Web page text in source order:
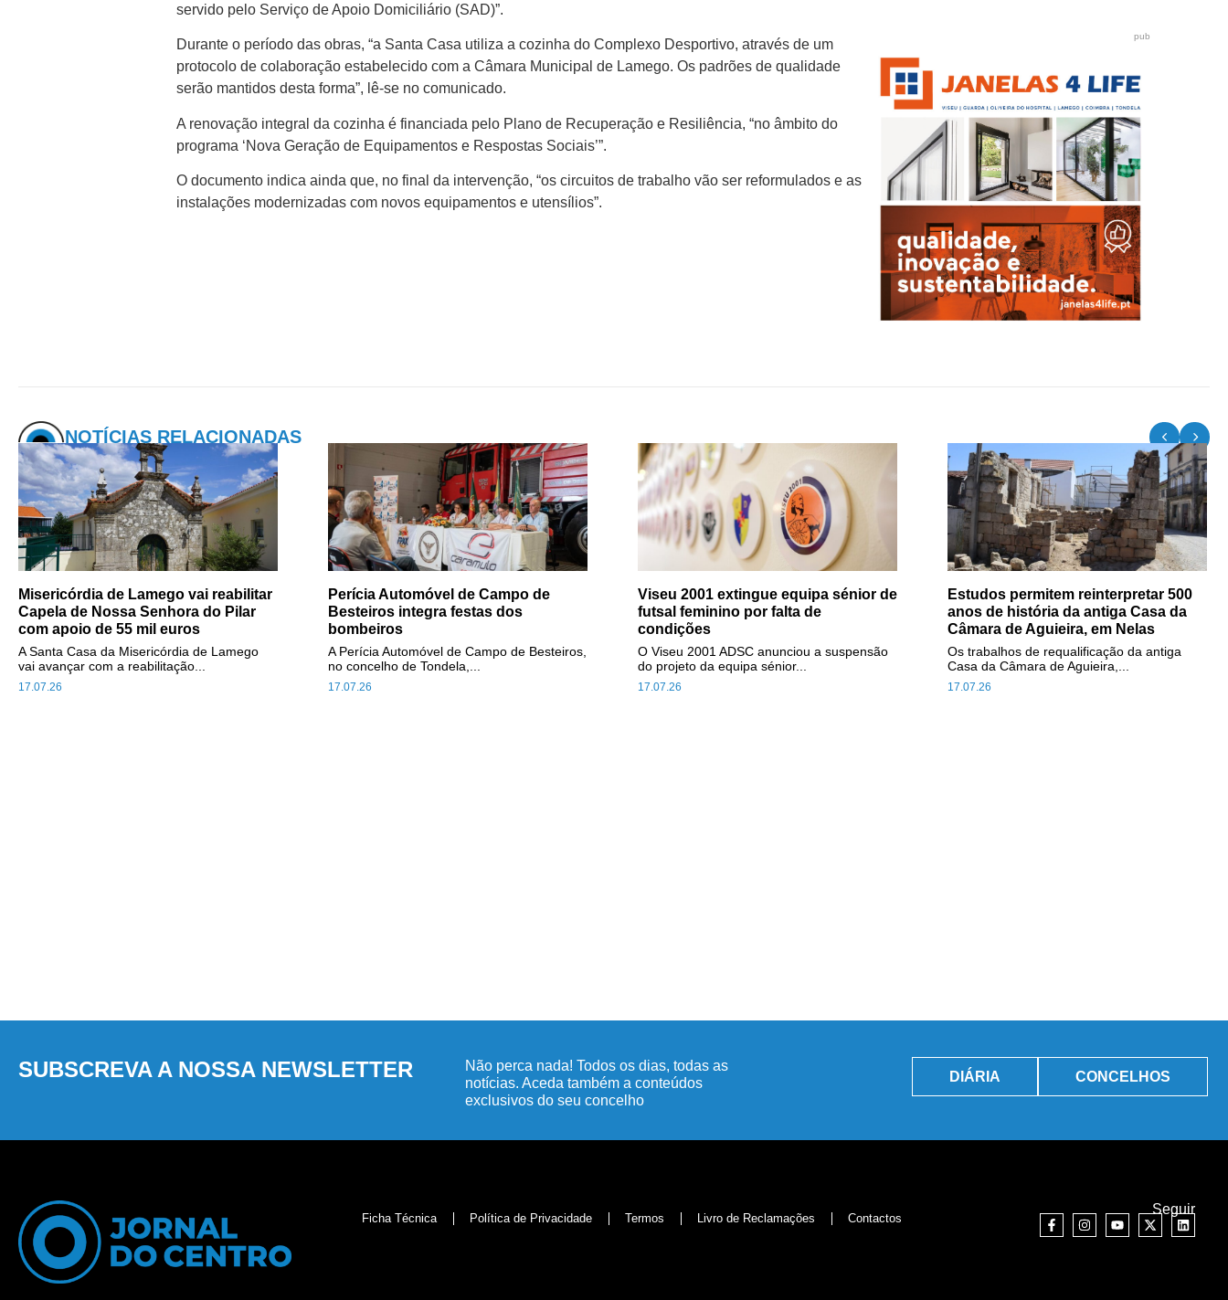
servido pelo Serviço de Apoio Domiciliário (SAD)”.
Durante o período das obras, “a Santa Casa utiliza a cozinha do Complexo Desportivo, através de um
protocolo de colaboração estabelecido com a Câmara Municipal de Lamego. Os padrões de qualidade
serão mantidos desta forma”, lê-se no comunicado.
A renovação integral da cozinha é financiada pelo Plano de Recuperação e Resiliência, “no âmbito do
programa ‘Nova Geração de Equipamentos e Respostas Sociais’”.
O documento indica ainda que, no final da intervenção, “os circuitos de trabalho vão ser reformulados e as
instalações modernizadas com novos equipamentos e utensílios”.
pub
NOTÍCIAS RELACIONADAS
Misericórdia de Lamego vai reabilitar
Capela de Nossa Senhora do Pilar
com apoio de 55 mil euros
17.07.26
A Santa Casa da Misericórdia de Lamego
vai avançar com a reabilitação...
Perícia Automóvel de Campo de
Besteiros integra festas dos
bombeiros
17.07.26
A Perícia Automóvel de Campo de Besteiros,
no concelho de Tondela,...
Viseu 2001 extingue equipa sénior de
futsal feminino por falta de
condições
17.07.26
O Viseu 2001 ADSC anunciou a suspensão
do projeto da equipa sénior...
Estudos permitem reinterpretar 500
anos de história da antiga Casa da
Câmara de Aguieira, em Nelas
17.07.26
Os trabalhos de requalificação da antiga
Casa da Câmara de Aguieira,...
SUBSCREVA A NOSSA NEWSLETTER
Não perca nada! Todos os dias, todas as
notícias. Aceda também a conteúdos
exclusivos do seu concelho
DIÁRIA CONCELHOS
Ficha Técnica Política de Privacidade Termos Livro de Reclamações Contactos
Seguir